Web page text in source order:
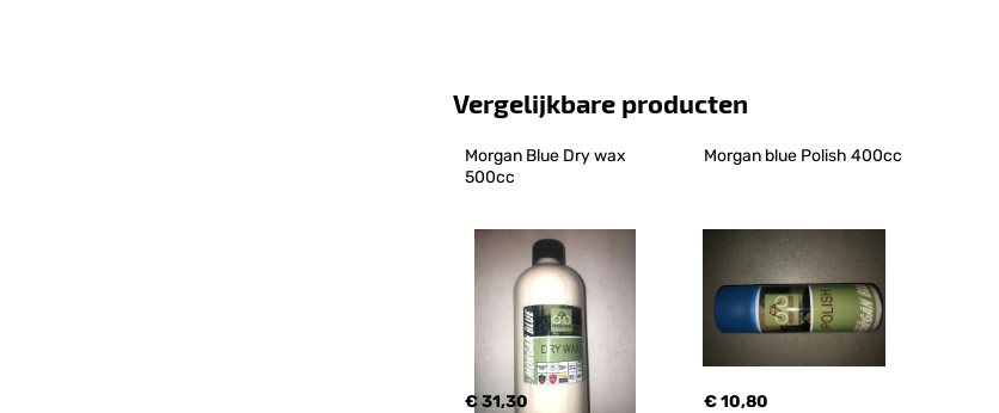
Vergelijkbare producten
Morgan Blue Dry wax
500cc
€ 31,30
Morgan blue Polish 400cc
€ 10,80